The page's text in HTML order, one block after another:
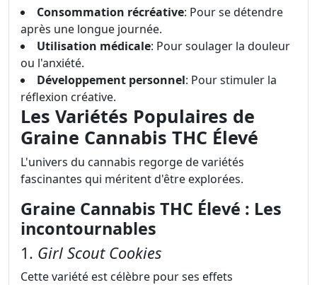
Consommation récréative: Pour se détendre
après une longue journée.
Utilisation médicale: Pour soulager la douleur
ou l'anxiété.
Développement personnel: Pour stimuler la
réflexion créative.
Les Variétés Populaires de
Graine Cannabis THC Élevé
L'univers du cannabis regorge de variétés
fascinantes qui méritent d'être explorées.
Graine Cannabis THC Élevé : Les
incontournables
1. Girl Scout Cookies
Cette variété est célèbre pour ses effets